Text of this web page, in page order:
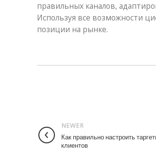
правильных каналов,
Используя все возможности
позиции на рынке.
NEWER
Как правильно настроить
клиентов